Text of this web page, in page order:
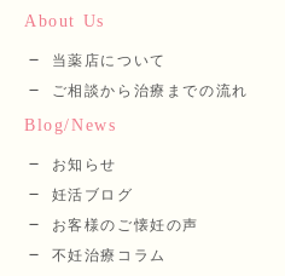
About Us
当薬店について
ご相談から治療までの流れ
Blog/News
お知らせ
妊活ブログ
お客様のご懐妊の声
不妊治療コラム